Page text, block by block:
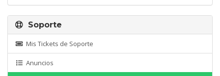
Soporte
Mis Tickets de Soporte
Anuncios